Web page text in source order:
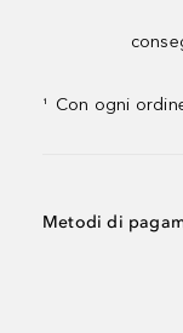
¹ Con ogni
Metodi di